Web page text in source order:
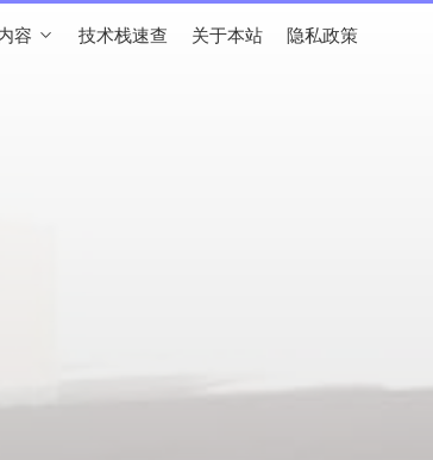
容 技术栈速查 关于本站 隐私政策